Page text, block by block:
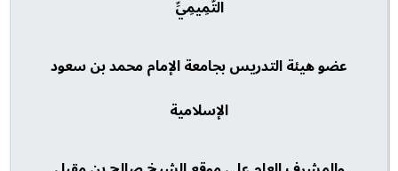
التَّمِيمِيِّ
عضو هيئة التدريس بجامعة الإمام محمد بن سعود
الإسلامية